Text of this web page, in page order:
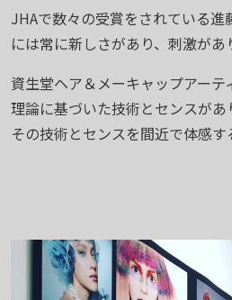
JHAで数々の受賞をされている
には常に新しさがあり、刺激があ
資生堂ヘア＆メーキャップアー
理論に基づいた技術とセンスが
その技術とセンスを間近で体感す